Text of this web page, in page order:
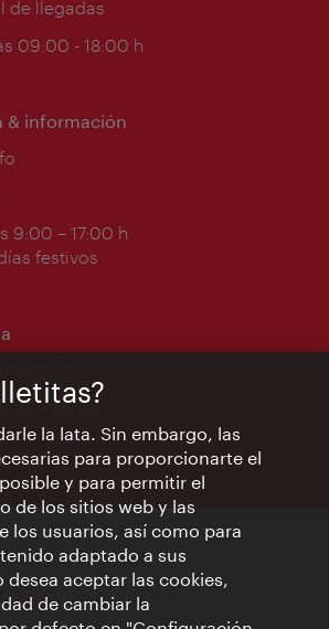
de llegadas
09:00 - 18:00 h
& información
9:00 – 17:00 h
festivos
24 horas
datos
la lata. Sin embargo, las
para proporcionarte el
y para permitir el
de los sitios web y las
los usuarios, así como para
adaptado a sus
desea aceptar las cookies,
de cambiar la